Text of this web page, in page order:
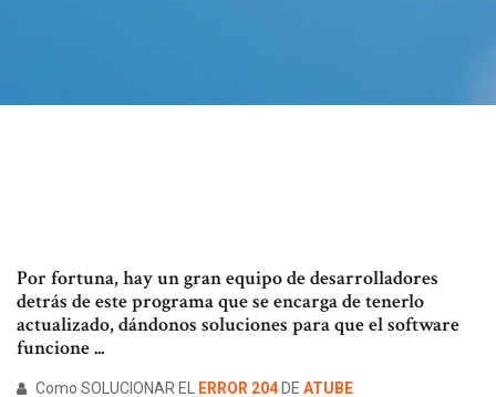
Por fortuna, hay un gran equipo de desarrolladores
detrás de este programa que se encarga de tenerlo
actualizado, dándonos soluciones para que el software
funcione ...
Como SOLUCIONAR EL ERROR 204 DE ATUBE